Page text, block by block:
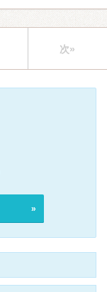
次»